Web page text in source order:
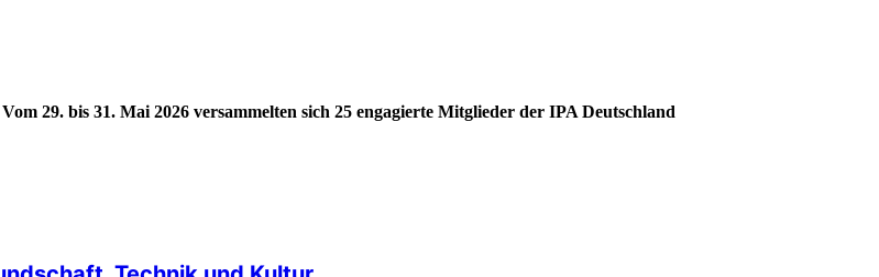
29. bis 31. Mai 2026 versammelten sich 25 engagierte Mitglieder der IPA Deutschland